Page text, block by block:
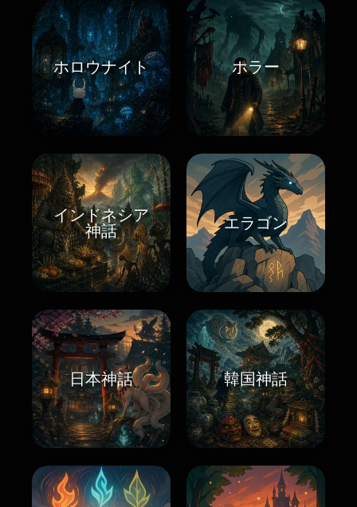
ホロウナイト ホラー
インドネシア
神話
エラゴン
日本神話 韓国神話